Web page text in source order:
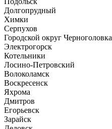
Долгопрудный
Химки
Серпухов
Городской округ Черноголовка
Электрогорск
Котельники
Лосино-Петровский
Волоколамск
Воскресенск
Яхрома
Дмитров
Егорьевск
Зарайск